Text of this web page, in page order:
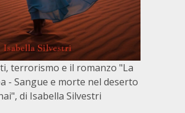
terrorismo e il romanzo "La
- Sangue e morte nel deserto
di Isabella Silvestri